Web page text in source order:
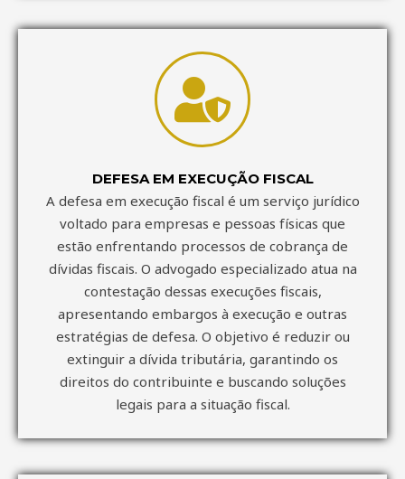
DEFESA EM EXECUÇÃO FISCAL
A defesa em execução fiscal é um serviço jurídico
voltado para empresas e pessoas físicas que
estão enfrentando processos de cobrança de
dívidas fiscais. O advogado especializado atua na
contestação dessas execuções fiscais,
apresentando embargos à execução e outras
estratégias de defesa. O objetivo é reduzir ou
extinguir a dívida tributária, garantindo os
direitos do contribuinte e buscando soluções
legais para a situação fiscal.